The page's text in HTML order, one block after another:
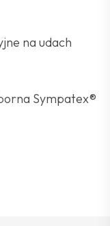
na udach
Sympatex®